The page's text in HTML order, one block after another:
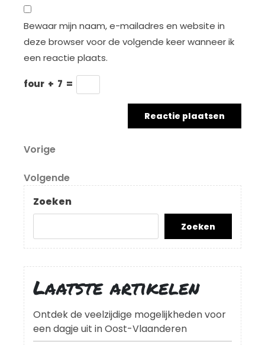
Bewaar mijn naam, e-mailadres en website in
deze browser voor de volgende keer wanneer ik
een reactie plaats.
four + 7 =
Berichtnavigatie
Vorig
Vorige
Volgend
bericht
Volgende
Zoeken
Zoeken
Laatste artikelen
Ontdek de veelzijdige mogelijkheden voor
een dagje uit in Oost-Vlaanderen